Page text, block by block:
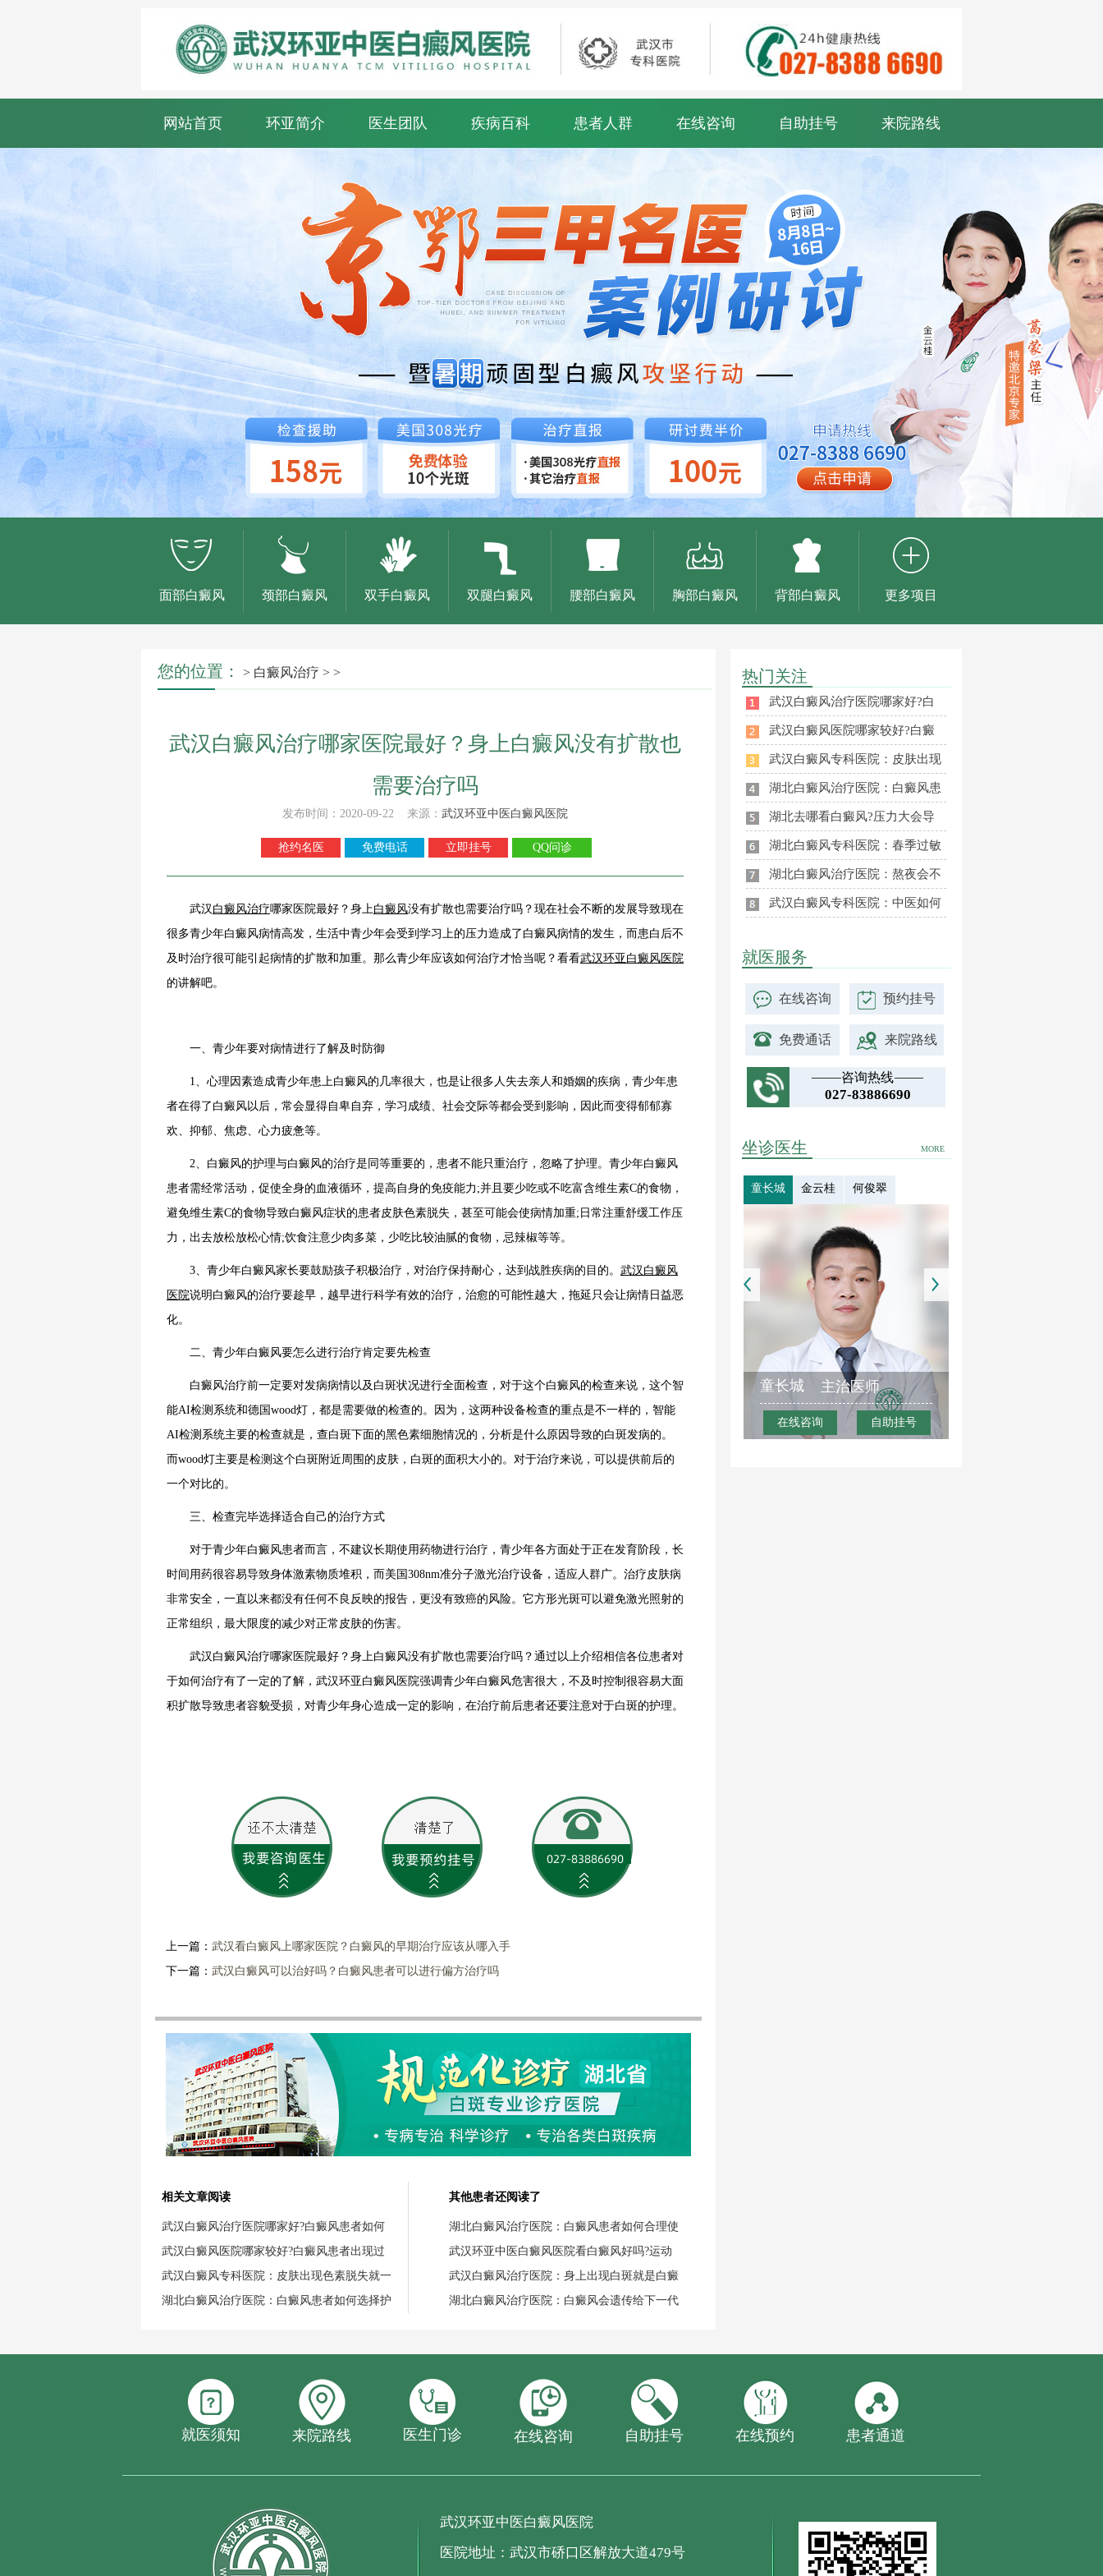
网站首页 环亚简介 医生团队 疾病百科 患者人群 在线咨询 自助挂号 来院路线
面部白癜风 颈部白癜风 双手白癜风 双腿白癜风 腰部白癜风 胸部白癜风 背部白癜风 更多项目
您的位置： > 白癜风治疗 > >
武汉白癜风治疗哪家医院最好？身上白癜风没有扩散也
需要治疗吗
发布时间：2020-09-22 来源： 武汉环亚中医白癜风医院
抢约名医 免费电话 立即挂号 QQ问诊
武汉 白癜风治疗哪家医院最好？身上白癜风没有扩散也需要治疗吗？现在社会不断的发展导致现在
很多青少年白癜风病情高发，生活中青少年会受到学习上的压力造成了白癜风病情的发生，而患白后不
及时治疗很可能引起病情的扩散和加重。那么青少年应该如何治疗才恰当呢？看看武汉环亚白癜风医院
的讲解吧。
一、青少年要对病情进行了解及时防御
1、心理因素造成青少年患上白癜风的几率很大，也是让很多人失去亲人和婚姻的疾病，青少年患
者在得了白癜风以后，常会显得自卑自弃，学习成绩、社会交际等都会受到影响，因此而变得郁郁寡
欢、抑郁、焦虑、心力疲惫等。
2、白癜风的护理与白癜风的治疗是同等重要的，患者不能只重治疗，忽略了护理。青少年白癜风
患者需经常活动，促使全身的血液循环，提高自身的免疫能力;并且要少吃或不吃富含维生素C的食物，
避免维生素C的食物导致白癜风症状的患者皮肤色素脱失，甚至可能会使病情加重;日常注重舒缓工作压
力，出去放松放松心情;饮食注意少肉多菜，少吃比较油腻的食物，忌辣椒等等。
3、青少年白癜风家长要鼓励孩子积极治疗，对治疗保持耐心，达到战胜疾病的目的。 武汉白癜风
医院说明白癜风的治疗要趁早，越早进行科学有效的治疗，治愈的可能性越大，拖延只会让病情日益恶
化。
二、青少年白癜风要怎么进行治疗肯定要先检查
白癜风治疗前一定要对发病病情以及白斑状况进行全面检查，对于这个白癜风的检查来说，这个智
能AI检测系统和德国wood灯，都是需要做的检查的。因为，这两种设备检查的重点是不一样的，智能
AI检测系统主要的检查就是，查白斑下面的黑色素细胞情况的，分析是什么原因导致的白斑发病的。
而wood灯主要是检测这个白斑附近周围的皮肤，白斑的面积大小的。对于治疗来说，可以提供前后的
一个对比的。
三、检查完毕选择适合自己的治疗方式
对于青少年白癜风患者而言，不建议长期使用药物进行治疗，青少年各方面处于正在发育阶段，长
时间用药很容易导致身体激素物质堆积，而美国308nm准分子激光治疗设备，适应人群广。治疗皮肤病
非常安全，一直以来都没有任何不良反映的报告，更没有致癌的风险。它方形光斑可以避免激光照射的
正常组织，最大限度的减少对正常皮肤的伤害。
武汉白癜风治疗哪家医院最好？身上白癜风没有扩散也需要治疗吗？通过以上介绍相信各位患者对
于如何治疗有了一定的了解，武汉环亚白癜风医院强调青少年白癜风危害很大，不及时控制很容易大面
积扩散导致患者容貌受损，对青少年身心造成一定的影响，在治疗前后患者还要注意对于白斑的护理。
上一篇： 武汉看白癜风上哪家医院？白癜风的早期治疗应该从哪入手
下一篇： 武汉白癜风可以治好吗？白癜风患者可以进行偏方治疗吗
相关文章阅读
武汉白癜风治疗医院哪家好?白癜风患者如何
武汉白癜风医院哪家较好?白癜风患者出现过
武汉白癜风专科医院：皮肤出现色素脱失就一
湖北白癜风治疗医院：白癜风患者如何选择护
其他患者还阅读了
湖北白癜风治疗医院：白癜风患者如何合理使
武汉环亚中医白癜风医院看白癜风好吗?运动
武汉白癜风治疗医院：身上出现白斑就是白癜
湖北白癜风治疗医院：白癜风会遗传给下一代
热门关注
武汉白癜风治疗医院哪家好?白
武汉白癜风医院哪家较好?白癜
武汉白癜风专科医院：皮肤出现
湖北白癜风治疗医院：白癜风患
湖北去哪看白癜风?压力大会导
湖北白癜风专科医院：春季过敏
湖北白癜风治疗医院：熬夜会不
武汉白癜风专科医院：中医如何
就医服务
在线咨询 预约挂号
免费通话 来院路线
咨询热线
027-83886690
MORE
坐诊医生
童长城 金云桂 何俊翠
童长城 主治医师
在线咨询 自助挂号
就医须知 来院路线 医生门诊 在线咨询 自助挂号 在线预约 患者通道
武汉环亚中医白癜风医院
医院地址：武汉市硚口区解放大道479号